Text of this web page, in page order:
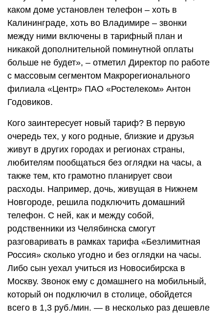
каком доме установлен телефон – хоть в
Калининграде, хоть во Владимире – звонки
между ними включены в тарифный план и
никакой дополнительной поминутной оплаты
больше не будет», – отметил Директор по работе
с массовым сегментом Макрорегионального
филиала «Центр» ПАО «Ростелеком» Антон
Годовиков.
Кого заинтересует новый тариф? В первую
очередь тех, у кого родные, близкие и друзья
живут в других городах и регионах страны,
любителям пообщаться без оглядки на часы, а
также тем, кто грамотно планирует свои
расходы. Например, дочь, живущая в Нижнем
Новгороде, решила подключить домашний
телефон. С ней, как и между собой,
родственники из Челябинска смогут
разговаривать в рамках тарифа «Безлимитная
Россия» сколько угодно и без оглядки на часы.
Либо сын уехал учиться из Новосибирска в
Москву. Звонок ему с домашнего на мобильный,
который он подключил в столице, обойдется
всего в 1,3 руб./мин. — в несколько раз дешевле